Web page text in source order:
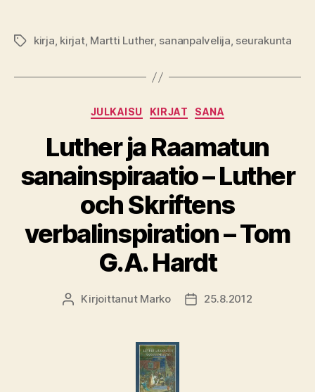
Avainsanat
kirja, kirjat, Martti Luther, sananpalvelija, seurakunta
Kategoriat
JULKAISU KIRJAT SANA
Luther ja Raamatun
sanainspiraatio – Luther
och Skriftens
verbalinspiration – Tom
G.A. Hardt
Kirjoittaja
Kirjoittanut Marko Julkaisupäivämäärä
25.8.2012